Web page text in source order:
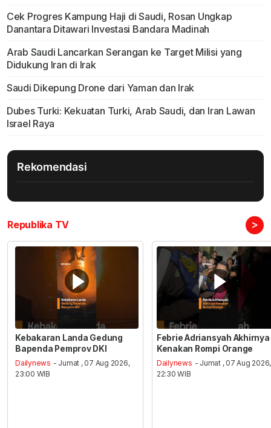
Cek Progres Kampung Haji di Saudi, Rosan Ungkap
Danantara Ditawari Investasi Bandara Madinah
Arab Saudi Lancarkan Serangan ke Target Milisi yang
Didukung Iran di Irak
Saudi Dikepung Drone dari Yaman dan Irak
Dubes Turki: Kekuatan Turki, Arab Saudi, dan Iran Lawan
Israel Raya
Rekomendasi
Republika TV >
Kebakaran Landa Gedung
Bapenda Pemprov DKI
Dailynews - Jumat , 07 Aug 2026,
23:00 WIB
Febrie Adriansyah Akhirnya
Kenakan Rompi Orange
Dailynews - Jumat , 07 Aug 2026,
22:30 WIB